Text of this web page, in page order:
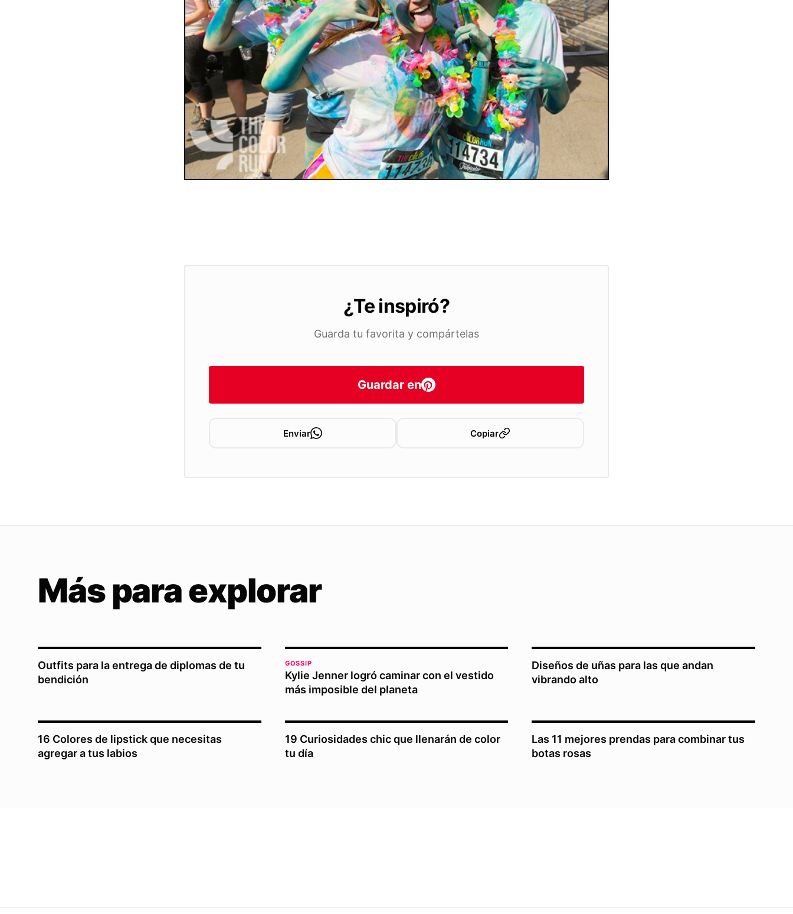
¿Te inspiró?
Guarda tu favorita y compártelas
Guardar en
Enviar Copiar
Más para explorar
Outfits para la entrega de diplomas de tu
bendición
GOSSIP
Kylie Jenner logró caminar con el vestido
más imposible del planeta
Diseños de uñas para las que andan
vibrando alto
16 Colores de lipstick que necesitas
agregar a tus labios
19 Curiosidades chic que llenarán de color
tu día
Las 11 mejores prendas para combinar tus
botas rosas